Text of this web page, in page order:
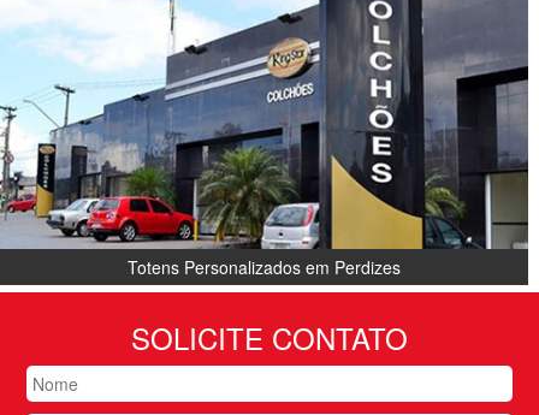
Totens Personalizados em Perdizes
SOLICITE CONTATO